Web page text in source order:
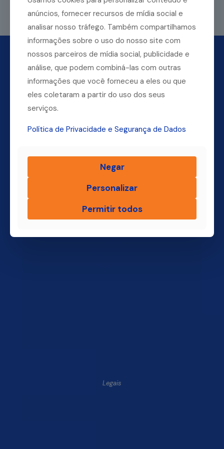
Leia mais
(11) 4004-3500
Legais
anúncios, fornecer recursos de mídia social e
analisar nosso tráfego. Também compartilhamos
informações sobre o uso do nosso site com
nossos parceiros de mídia social, publicidade e
análise, que podem combiná-las com outras
informações que você forneceu a eles ou que
eles coletaram a partir do uso dos seus
serviços.
Política de Privacidade e Segurança de Dados
Negar
Personalizar
Permitir todos